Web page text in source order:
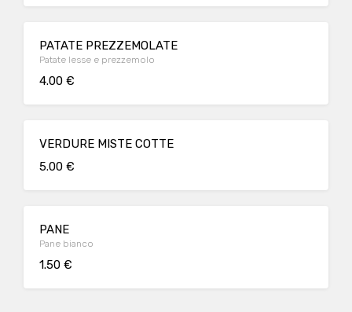
PATATE PREZZEMOLATE
Patate lesse e prezzemolo
4.00 €
VERDURE MISTE COTTE
5.00 €
PANE
Pane bianco
1.50 €